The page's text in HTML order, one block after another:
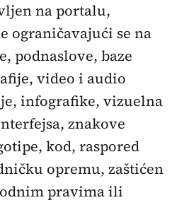
na portalu,
ograničavajući se na
podnaslove, baze
video i audio
infografike, vizuelna
znakove
kod, raspored
opremu, zaštićen
pravima ili